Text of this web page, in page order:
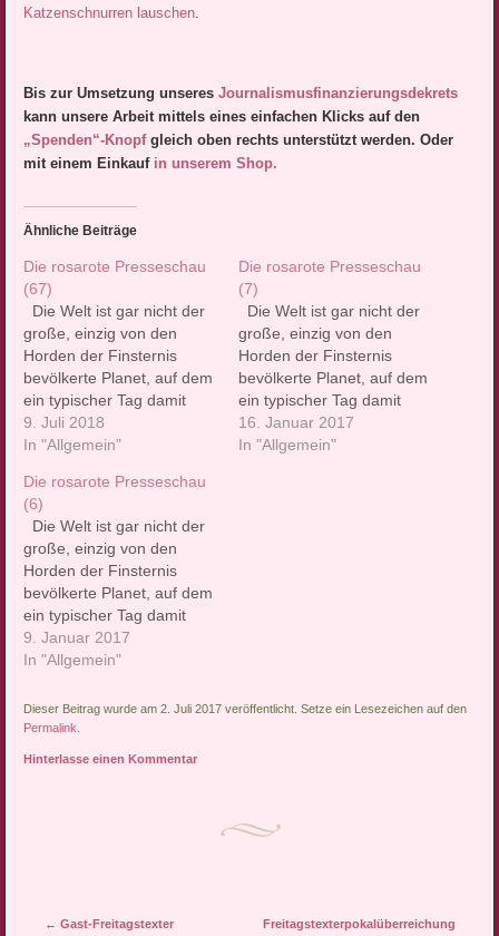
Katzenschnurren lauschen.
Bis zur Umsetzung unseresJournalismusfinanzierungsdekrets
kann unsere Arbeit mittels eines einfachen Klicks auf den
„Spenden“-Knopfgleich oben rechts unterstützt werden. Oder
mit einem Einkauf in unserem Shop.
Ähnliche Beiträge
Die rosarote Presseschau
(67)
Die Welt ist gar nicht der
große, einzig von den
Horden der Finsternis
bevölkerte Planet, auf dem
ein typischer Tag damit
beginnt, dass man sich am
liebsten gleich wieder die
ziehen würde. Wirklich
nicht. Warum nicht,
erklären wir in unserer
Rubrik mit Nachrichten, die
die…
9. Juli 2018
In "Allgemein"
Die rosarote Presseschau
(7)
Die Welt ist gar nicht der
große, einzig von den
Horden der Finsternis
bevölkerte Planet, auf dem
ein typischer Tag damit
beginnt, dass man sich am
liebsten gleich wieder die
16. Januar 2017
In "Allgemein"
Die rosarote Presseschau
(6)
Die Welt ist gar nicht der
große, einzig von den
Horden der Finsternis
bevölkerte Planet, auf dem
ein typischer Tag damit
beginnt, dass man sich am
liebsten gleich wieder die
ziehen würde. Wirklich
nicht. Warum nicht,
9. Januar 2017
In "Allgemein"
Dieser Beitrag wurde am 2. Juli 2017 veröffentlicht. Setze ein Lesezeichen auf den
Permalink
Hinterlasse einen Kommentar
Artikel-Navigation
← Gast-Freitagstexter Freitagstexterpokalüberreichung